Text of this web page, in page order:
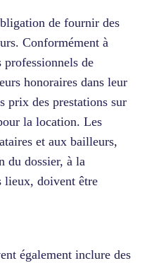
de fournir des
Conformément à
de
honoraires dans leur
prix des prestations sur
la location. Les
et aux bailleurs,
du dossier, à la
lieux, doivent être
également inclure des